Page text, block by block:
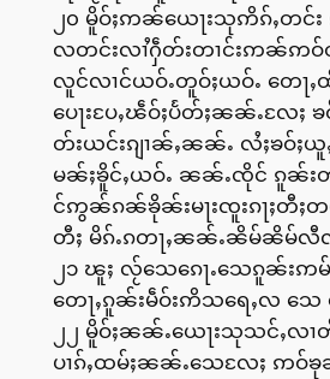
၂၀ မိူဝ်ႈဢၼ်ယေႃးသုဢိၵ်ႇတင်း
လတင်းလၢႆႁဵတ်းတၢင်းဢၼ်ဢဝ်
လူင်လၢင်ယဝ်ႉတူဝ်ႈယဝ်ႉ တေႃ
ပေႃးပႄႇၽဵဝ်ႈပႅတ်ႈၼၼ်ႉလႄႈ
တ်းယင်းၵျၢၼ်ႇၼၼ်ႉ လႆႈၶဝ်ႈ
မၼ်ႈၶိူင်ႇယဝ်ႉ ၼၼ်ႉၸိုင် ၵူၼ်း
င်ဢွၼ်ၵၼ်ၶိုၼ်းမႃးၸူးၵႃႈတီႈတ
တီႈ မိၵ်ႉၵတႃႇၼၼ်ႉၼိမ်ၼိမ်လီ
၂၁ ၽူႈ လႂ်သေၵေႃႉသေၵူၼ်းဢ
တေႃႇၵူၼ်းမဵဝ်းဢိသရေႇလ သေ
၂၂ မိူဝ်ႈၼၼ်ႉယေႃးသုသင်ႇလၢ
ပၢၵ်ႇထမ်ႈၼၼ်ႉသေလႄႈ ဢဝ်ၶု